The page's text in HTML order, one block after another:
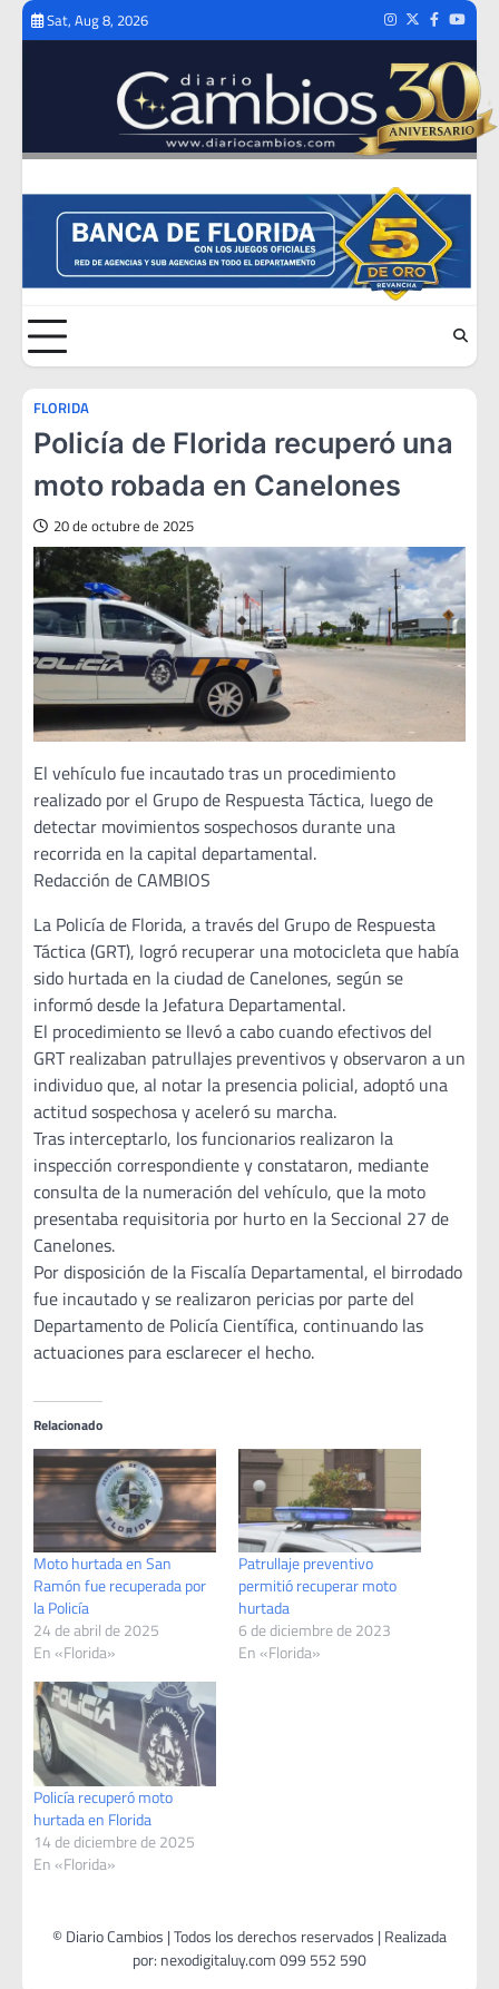
Skip
Sat, Aug 8, 2026 Instagram
TwitterFacebook
FLORIDA
Policía de Florida recuperó una
moto robada en Canelones
20 de octubre de 2025
El vehículo fue incautado tras un procedimiento
realizado por el Grupo de Respuesta Táctica, luego de
detectar movimientos sospechosos durante una
recorrida en la capital departamental.
Redacción de CAMBIOS
La Policía de Florida, a través del Grupo de Respuesta
Táctica (GRT), logró recuperar una motocicleta que había
sido hurtada en la ciudad de Canelones, según se
informó desde la Jefatura Departamental.
El procedimiento se llevó a cabo cuando efectivos del
GRT realizaban patrullajes preventivos y observaron a un
individuo que, al notar la presencia policial, adoptó una
actitud sospechosa y aceleró su marcha.
Tras interceptarlo, los funcionarios realizaron la
inspección correspondiente y constataron, mediante
consulta de la numeración del vehículo, que la moto
presentaba requisitoria por hurto en la Seccional 27 de
Canelones.
Por disposición de la Fiscalía Departamental, el birrodado
fue incautado y se realizaron pericias por parte del
Departamento de Policía Científica, continuando las
actuaciones para esclarecer el hecho.
Relacionado
Moto hurtada en San
Ramón fue recuperada por
la Policía
24 de abril de 2025
En «Florida»
Patrullaje preventivo
permitió recuperar moto
hurtada
6 de diciembre de 2023
En «Florida»
Policía recuperó moto
hurtada en Florida
14 de diciembre de 2025
En «Florida»